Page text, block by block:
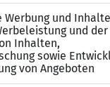
Perspektive in
GENÜGT: